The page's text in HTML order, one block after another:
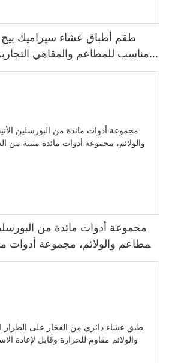
طقم أطباق عشاء سيراميك بيج
مناسب للمطاعم والمقاهي
الطعام، متين، مقاوم
مجموعة أدوات مائدة من البورسلين
للمطاعم والولائم، مجموعة أدوات